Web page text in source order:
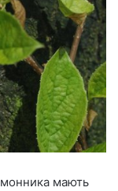
мають